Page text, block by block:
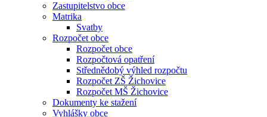
Zastupitelstvo obce
Matrika
Svatby
Rozpočet obce
Rozpočet obce
Rozpočtová opatření
Střednědobý výhled rozpočtu
Rozpočet ZŠ Žichovice
Rozpočet MŠ Žichovice
Dokumenty ke stažení
Vyhlášky obce